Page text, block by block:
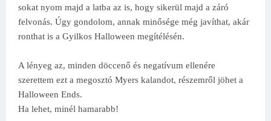
sokat nyom majd a latba az is, hogy sikerül majd a záró
felvonás. Úgy gondolom, annak minősége még javíthat, akár
ronthat is a Gyilkos Halloween megítélésén.
A lényeg az, minden döccenő és negatívum ellenére
szerettem ezt a megosztó Myers kalandot, részemről jöhet a
Halloween Ends.
Ha lehet, minél hamarabb!